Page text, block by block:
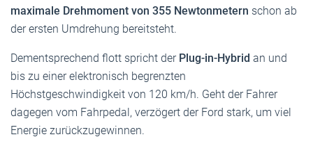
maximale Drehmoment von 355 Newtonmetern schon ab
der ersten Umdrehung bereitsteht.
Dementsprechend flott spricht derPlug-in-Hybrid an und
bis zu einer elektronisch begrenzten
Höchstgeschwindigkeit von 120 km/h. Geht der Fahrer
dagegen vom Fahrpedal, verzögert der Ford stark, um viel
Energie zurückzugewinnen.